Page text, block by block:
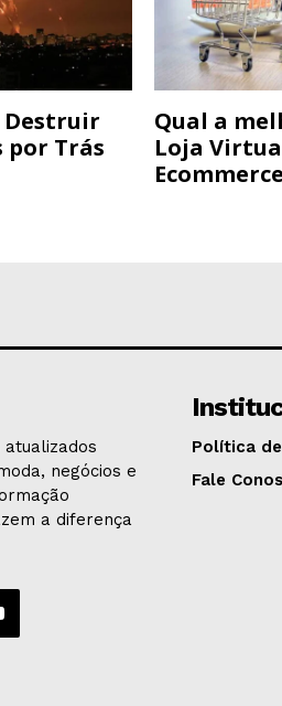
Destruir
por Trás
Qual a
Loja
Ecommerce
negócios e
a diferença
Política
Fale